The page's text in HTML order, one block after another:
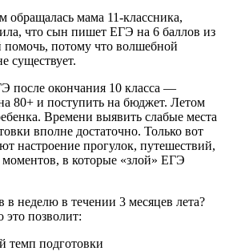
обращалась мама 11-классника,
что сын пишет ЕГЭ на 6 баллов из
потому что волшебной
существует.
после окончания 10 класса —
80+ и поступить на бюджет. Летом
Времени выявить слабые места
вполне достаточно. Только вот
настроение прогулок, путешествий,
моментов, в которые «злой» ЕГЭ
в неделю в течении 3 месяцев лета?
это позволит:
темп подготовки